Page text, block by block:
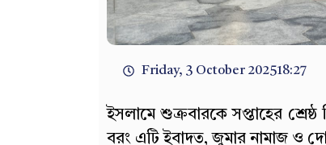
Friday, 3 October 202518:27
ইসলামে শুক্রবারকে সপ্তাহের
বরং এটি ইবাদত, জুমার নামাজ ও